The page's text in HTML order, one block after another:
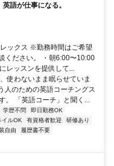
語が仕事になる。
ックス ※勤務時間はご希望
ください。 ・朝6:00〜10:00
レッスンを提供して...
使わないまま眠らせていま
人のための英語コーチングス
「英語コーチ」と聞く...
学歴不問
即日勤務OK
イルOK 有資格者歓迎
研修あり
自由
履歴書不要